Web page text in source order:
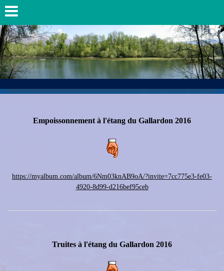
Empoissonnement à l'étang du Gallardon 2016
https://myalbum.com/album/6Nm03knAB9oA/?invite=7cc775e3-fe03-
4920-8d99-d216bef95ceb
Truites à l'étang du Gallardon 2016